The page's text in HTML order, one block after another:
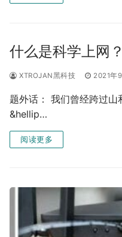
什么是科学上网？
XTROJAN黑科技 2021年
题外话： 我们曾经跨过山
&hellip…
阅读更多